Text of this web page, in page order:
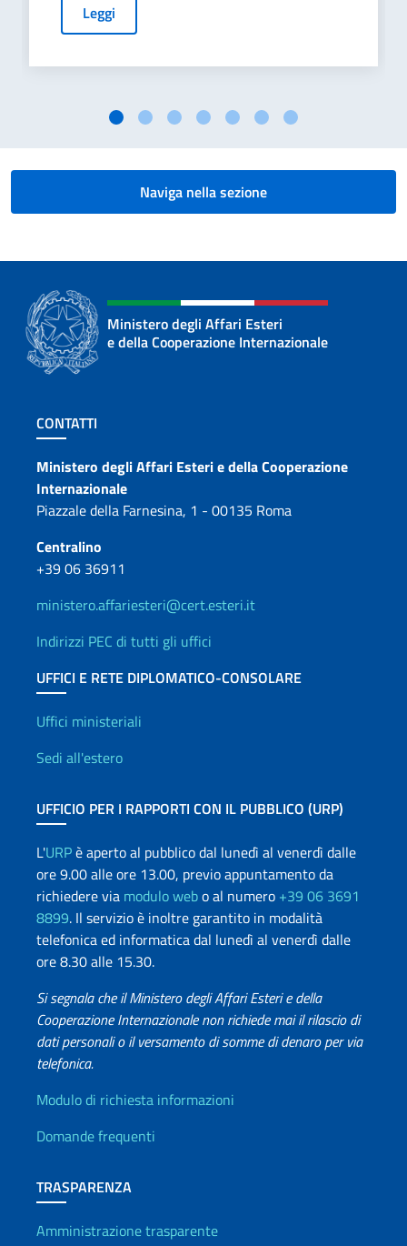
Leggi
Naviga nella sezione
Ministero degli Affari Esteri
e della Cooperazione Internazionale
Sezione footer
CONTATTI
Contatti
Ministero degli Affari Esteri e della Cooperazione
Internazionale
Piazzale della Farnesina, 1 - 00135 Roma
Centralino
+39 06 36911
ministero.affariesteri@cert.esteri.it
Indirizzi PEC di tutti gli uffici
UFFICI E RETE DIPLOMATICO-CONSOLARE
Uffici e Rete diplomatica
Uffici ministeriali
Sedi all'estero
UFFICIO PER I RAPPORTI CON IL PUBBLICO (URP)
L'URPè aperto al pubblico dal lunedì al venerdì dalle
ore 9.00 alle ore 13.00, previo appuntamento da
richiedere via modulo webo al numero +39 06 3691
8899. Il servizio è inoltre garantito in modalità
telefonica ed informatica dal lunedì al venerdì dalle
ore 8.30 alle 15.30.
Si segnala che il Ministero degli Affari Esteri e della
Cooperazione Internazionale non richiede mai il rilascio di
dati personali o il versamento di somme di denaro per via
telefonica.
Info utili
Modulo di richiesta informazioni
Domande frequenti
TRASPARENZA
Amministrazione trasparente